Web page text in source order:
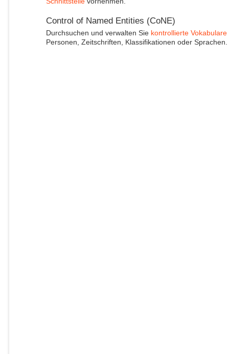
Control of Named Entities (CoNE)
Durchsuchen und verwalten Sie kontrollierte Vokabulare
Personen, Zeitschriften, Klassifikationen oder Sprachen.